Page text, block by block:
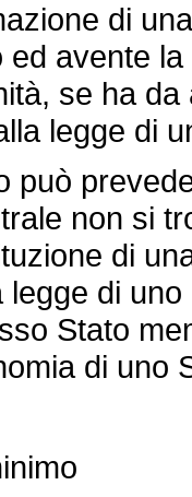
di
avente
se ha
legge di
può
non si
di
di
Stato
di uno